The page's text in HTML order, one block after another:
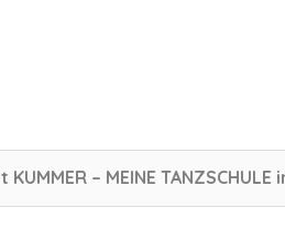
KUMMER – MEINE TANZSCHULE